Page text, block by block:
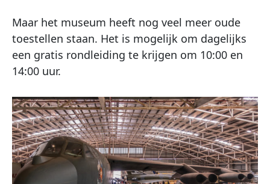
Maar het museum heeft nog veel meer oude
toestellen staan. Het is mogelijk om dagelijks
een gratis rondleiding te krijgen om 10:00 en
14:00 uur.